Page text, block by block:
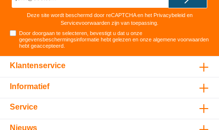
Deze site wordt beschermd door reCAPTCHA en het Privacybeleid en
Servicevoorwaarden zijn van toepassing.
Door doorgaan te selecteren, bevestigt u dat u onze
gegevensbeschermingsinformatie hebt gelezen en onzealgemene voorwaarden
hebt geaccepteerd
Klantenservice
Informatief
Service
Nieuws